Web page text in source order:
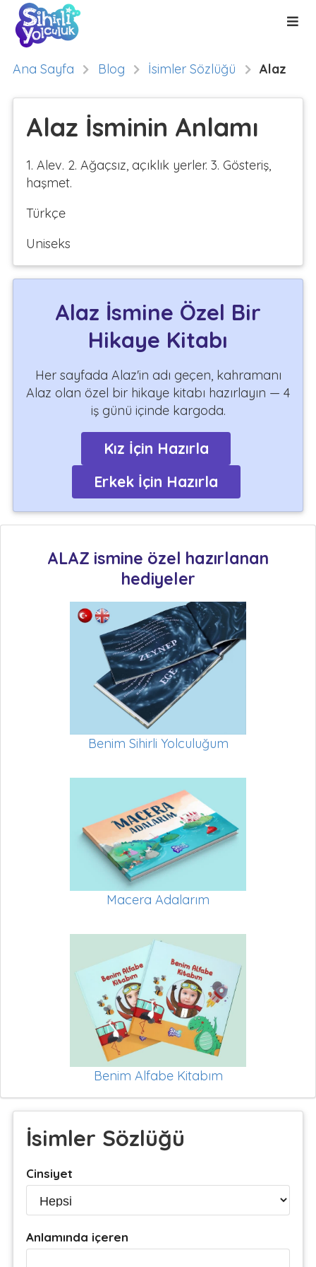
Ana Sayfa Blog İsimler Sözlüğü Alaz
Alaz İsminin Anlamı
1. Alev. 2. Ağaçsız, açıklık yerler. 3. Gösteriş,
haşmet.
Türkçe
Uniseks
Alaz İsmine Özel Bir
Hikaye Kitabı
Her sayfada Alaz'in adı geçen, kahramanı
Alaz olan özel bir hikaye kitabı hazırlayın — 4
iş günü içinde kargoda.
Kız İçin Hazırla
Erkek İçin Hazırla
ALAZ ismine özel hazırlanan
hediyeler
Benim Sihirli Yolculuğum
Macera Adalarım
Benim Alfabe Kitabım
İsimler Sözlüğü
Cinsiyet
Anlamında içeren